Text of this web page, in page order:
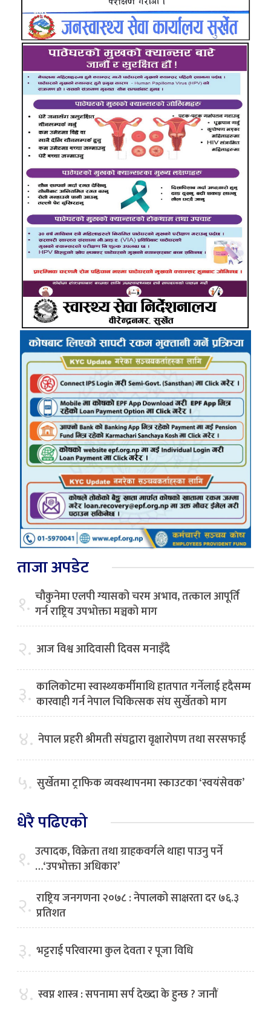
ताजा अपडेट
१. चौकुनेमा एलपी ग्यासको चरम अभाव, तत्काल आपूर्ति
गर्न राष्ट्रिय उपभोक्ता मञ्चको माग
२. आज विश्व आदिवासी दिवस मनाइँदै
३. कालिकोटमा स्वास्थ्यकर्मीमाथि हातपात गर्नेलाई हदैसम्म
कारवाही गर्न नेपाल चिकित्सक संघ सुर्खेतको माग
४. नेपाल प्रहरी श्रीमती संघद्वारा वृक्षारोपण तथा सरसफाई
५. सुर्खेतमा ट्राफिक व्यवस्थापनमा स्काउटका ‘स्वयंसेवक’
धेरै पढिएको
१. उत्पादक, विक्रेता तथा ग्राहकवर्गले थाहा पाउनु पर्ने
…‘उपभोक्ता अधिकार’
२. राष्ट्रिय जनगणना २०७८ : नेपालको साक्षरता दर ७६.३
प्रतिशत
३. भट्टराई परिवारमा कुल देवता र पूजा विधि
४. स्वप्न शास्त्र : सपनामा सर्प देख्दा के हुन्छ ? जानौं